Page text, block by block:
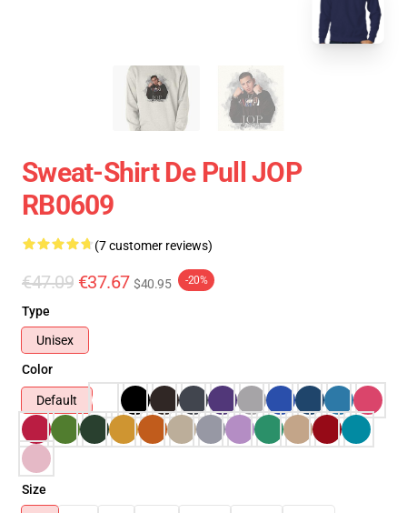
Sweat-Shirt De Pull JOP
RB0609
(7 customer reviews)
€47.09 €37.67 $40.95 -20%
Type
Unisex
Color
Default
Size